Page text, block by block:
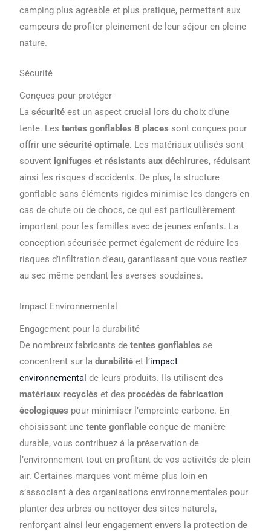
camping plus agréable et plus pratique, permettant aux
campeurs de profiter pleinement de leur séjour en pleine
nature.
Sécurité
Conçues pour protéger
Lasécurité est un aspect crucial lors du choix d’une
tente. Lestentes gonflables 8 places sont conçues pour
offrir unesécurité optimale. Les matériaux utilisés sont
souvent ignifuges etrésistants aux déchirures, réduisant
ainsi les risques d’accidents. De plus, la structure
gonflable sans éléments rigides minimise les dangers en
cas de chute ou de chocs, ce qui est particulièrement
important pour les familles avec de jeunes enfants. La
conception sécurisée permet également de réduire les
risques d’infiltration d’eau, garantissant que vous restiez
au sec même pendant les averses soudaines.
Impact Environnemental
Engagement pour la durabilité
De nombreux fabricants detentes gonflables se
concentrent sur ladurabilité et l’impact
environnemental de leurs produits. Ils utilisent des
matériaux recyclés et desprocédés de fabrication
écologiques pour minimiser l’empreinte carbone. En
choisissant unetente gonflable conçue de manière
durable, vous contribuez à la préservation de
l’environnement tout en profitant de vos activités de plein
air. Certaines marques vont même plus loin en
s’associant à des organisations environnementales pour
planter des arbres ou nettoyer des sites naturels,
renforçant ainsi leur engagement envers la protection de